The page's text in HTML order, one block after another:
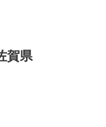
賀県